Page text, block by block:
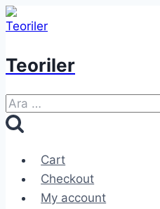
Skip
to
Teoriler
Arama:
Cart
Checkout
My account